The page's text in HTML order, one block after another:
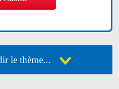
le thème...